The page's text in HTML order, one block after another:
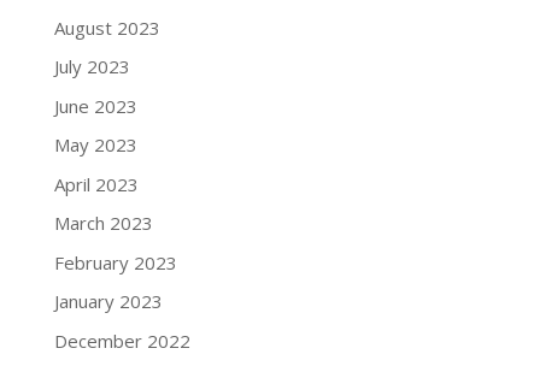
August 2023
July 2023
June 2023
May 2023
April 2023
March 2023
February 2023
January 2023
December 2022